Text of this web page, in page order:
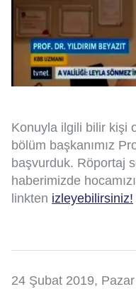
Konuyla ilgili bilir kişi
bölüm başkanımız
başvurduk. Röportaj
haberimizde
linkten izleyebilirsiniz!
24 Şubat 2019, Pazar